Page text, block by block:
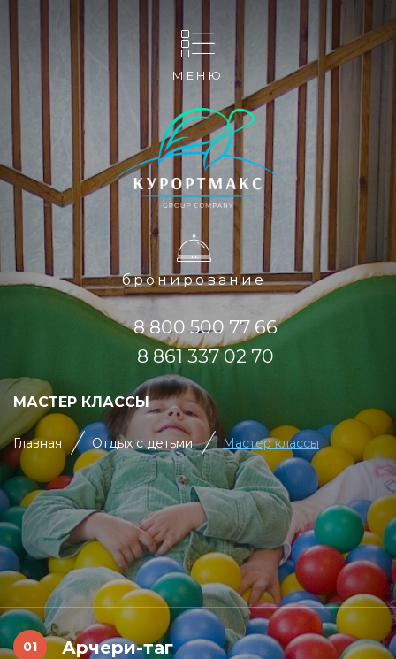
МЕНЮ
бронирование
8 800 500 77 66
8 861 337 02 70
МАСТЕР КЛАССЫ
Главная Отдых с детьми Мастер классы
Арчери-таг